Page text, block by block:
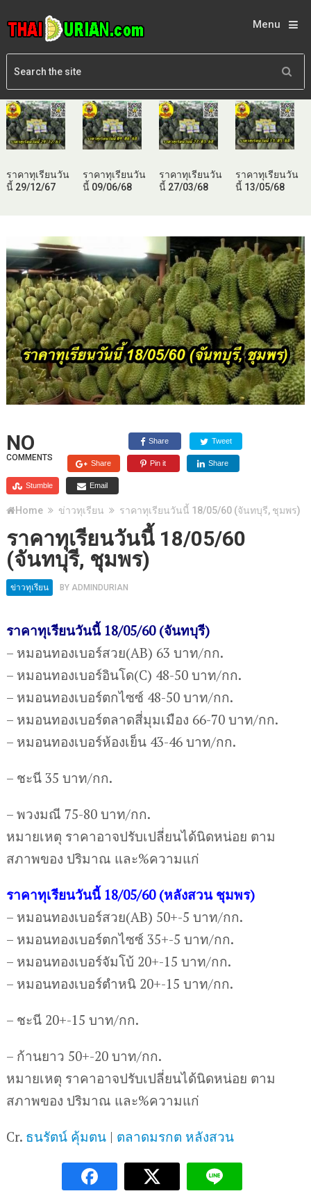
Menu
ราคาทุเรียนวัน
นี้ 29/12/67
ราคาทุเรียนวัน
นี้ 09/06/68
ราคาทุเรียนวัน
นี้ 27/03/68
ราคาทุเรียนวัน
นี้ 13/05/68
NO
COMMENTS
Share Tweet
Share Pin it Share
Stumble Email
Home ข่าวทุเรียน ราคาทุเรียนวันนี้ 18/05/60 (จันทบุรี, ชุมพร)
ราคาทุเรียนวันนี้ 18/05/60
(จันทบุรี, ชุมพร)
ข่าวทุเรียน BY ADMINDURIAN
ราคาทุเรียนวันนี้ 18/05/60 (จันทบุรี)
– หมอนทองเบอร์สวย(AB) 63 บาท/กก.
– หมอนทองเบอร์อินโด(C) 48-50 บาท/กก.
– หมอนทองเบอร์ตกไซซ์ 48-50 บาท/กก.
– หมอนทองเบอร์ตลาดสี่มุมเมือง 66-70 บาท/กก.
– หมอนทองเบอร์ห้องเย็น 43-46 บาท/กก.
– ชะนี 35 บาท/กก.
– พวงมณี 75-80 บาท/กก.
หมายเหตุ ราคาอาจปรับเปลี่ยนได้นิดหน่อย ตาม
สภาพของ ปริมาณ และ%ความแก่
ราคาทุเรียนวันนี้ 18/05/60 (หลังสวน ชุมพร)
– หมอนทองเบอร์สวย(AB) 50+-5 บาท/กก.
– หมอนทองเบอร์ตกไซซ์ 35+-5 บาท/กก.
– หมอนทองเบอร์จัมโบ้ 20+-15 บาท/กก.
– หมอนทองเบอร์ตำหนิ 20+-15 บาท/กก.
– ชะนี 20+-15 บาท/กก.
– ก้านยาว 50+-20 บาท/กก.
หมายเหตุ ราคาอาจปรับเปลี่ยนได้นิดหน่อย ตาม
สภาพของ ปริมาณ และ%ความแก่
Cr. ธนรัตน์ คุ้มตน| ตลาดมรกต หลังสวน